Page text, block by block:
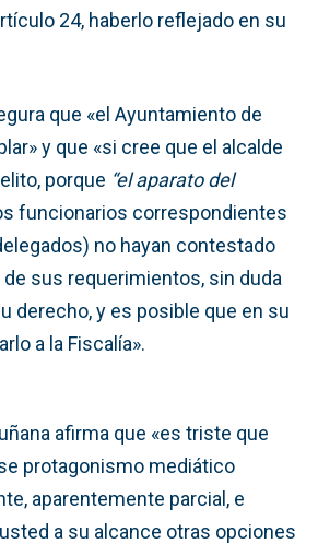
24, haberlo reflejado en su
que «el Ayuntamiento de
y que «si cree que el alcalde
porque “el aparato del
funcionarios correspondientes
no hayan contestado
sus requerimientos, sin duda
derecho, y es posible que en su
a la Fiscalía».
afirma que «es triste que
protagonismo mediático
aparentemente parcial, e
a su alcance otras opciones